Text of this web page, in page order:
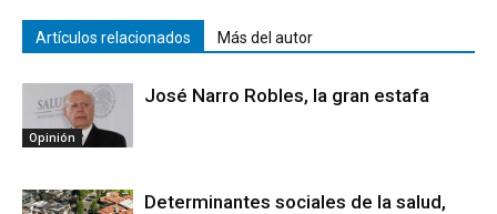
Artículos relacionados Más del autor
Opinión
José Narro Robles, la gran estafa
Determinantes sociales de la salud,